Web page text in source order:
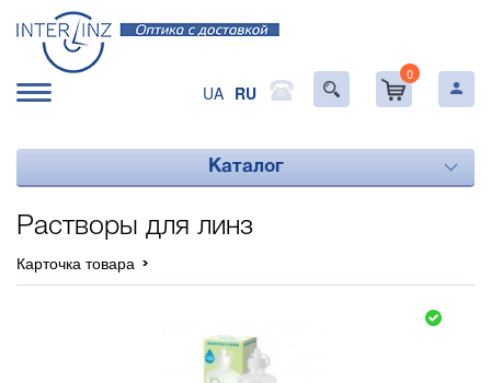
UA RU
0
Каталог
Растворы для линз
Карточка товара